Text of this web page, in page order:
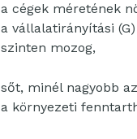
a cégek méretének
a vállalatirányítási
szinten mozog,
sőt, minél nagyobb
a környezeti